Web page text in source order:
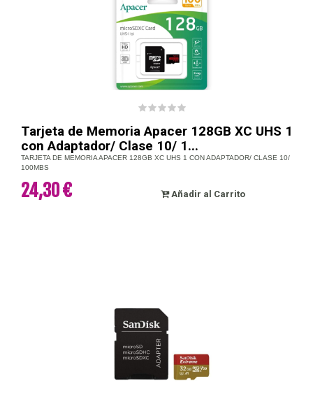
Tarjeta de Memoria Apacer 128GB XC UHS 1
con Adaptador/ Clase 10/ 1...
TARJETA DE MEMORIA APACER 128GB XC UHS 1 CON ADAPTADOR/ CLASE 10/
100MBS
24,30 € Añadir al Carrito